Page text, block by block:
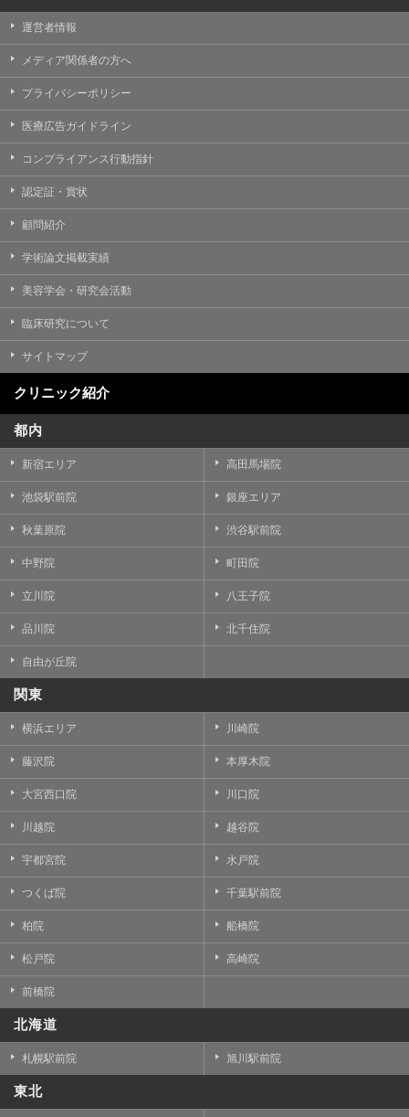
運営者情報
メディア関係者の方へ
プライバシーポリシー
医療広告ガイドライン
コンプライアンス行動指針
認定証・賞状
顧問紹介
学術論文掲載実績
美容学会・研究会活動
臨床研究について
サイトマップ
クリニック紹介
都内
新宿エリア 高田馬場院
池袋駅前院 銀座エリア
秋葉原院 渋谷駅前院
中野院 町田院
立川院 八王子院
品川院 北千住院
自由が丘院
関東
横浜エリア 川崎院
藤沢院 本厚木院
大宮西口院 川口院
川越院 越谷院
宇都宮院 水戸院
つくば院 千葉駅前院
柏院 船橋院
松戸院 高崎院
前橋院
北海道
札幌駅前院 旭川駅前院
東北